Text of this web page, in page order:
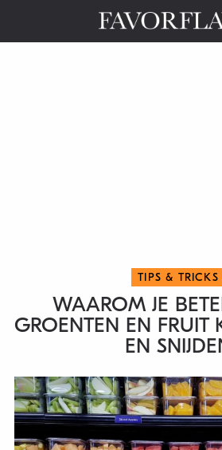
TIPS & TRICKS
WAAROM JE
GROENTEN EN FRUIT
EN